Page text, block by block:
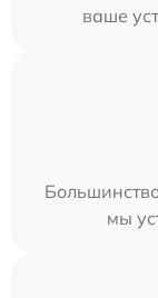
ваше
мы